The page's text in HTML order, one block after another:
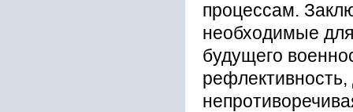
процессам.
необходимые
будущего
рефлективность,